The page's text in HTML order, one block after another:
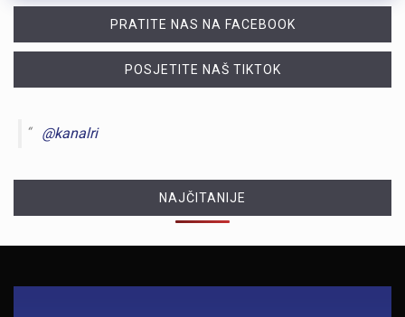
PRATITE NAS NA FACEBOOK
POSJETITE NAŠ TIKTOK
@kanalri
NAJČITANIJE